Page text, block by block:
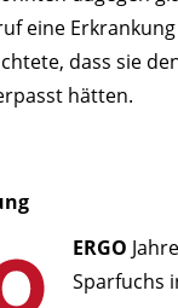
eine
dass sie
hätten.
ERGO
Sparfuchs